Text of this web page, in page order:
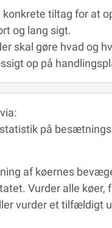
tiltag for at
og lang sigt.
skal gøre hvad og
op på
på
af køernes
Vurder alle køer,
vurder et tilfældigt